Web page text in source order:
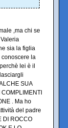
,ma chi se
sia la figlia
conoscere la
lei è il
SUA
COMPLIMENTI
. Ma ho
del padre
DI ROCCO